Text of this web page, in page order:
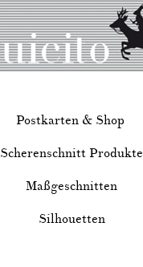
Postkarten & Shop
Scherenschnitt Produkte
Maßgeschnitten
Silhouetten